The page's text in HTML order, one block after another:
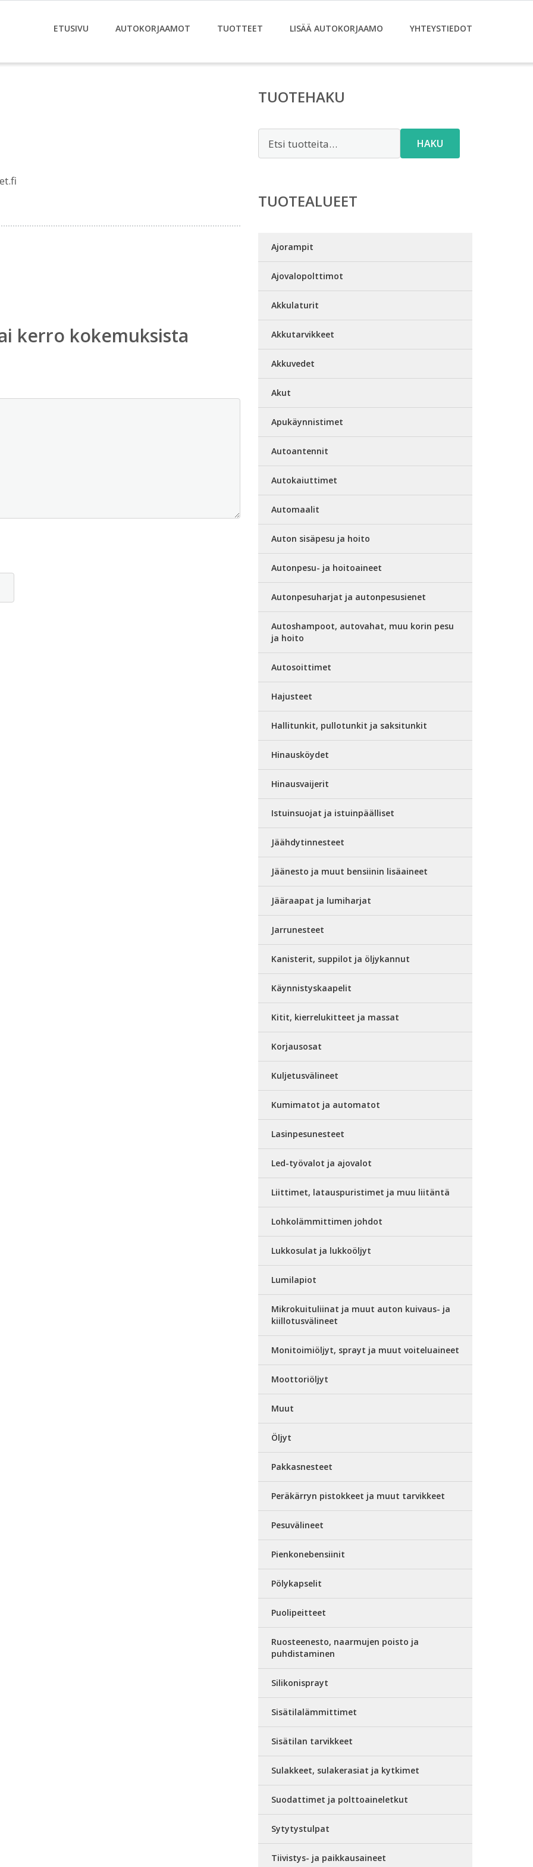
ETUSIVU AUTOKORJAAMOT TUOTTEET LISÄÄ AUTOKORJAAMO YHTEYSTIEDOT
kerro kokemuksista
TUOTEHAKU
HAKU
TUOTEALUEET
Ajorampit
Ajovalopolttimot
Akkulaturit
Akkutarvikkeet
Akkuvedet
Akut
Apukäynnistimet
Autoantennit
Autokaiuttimet
Automaalit
Auton sisäpesu ja hoito
Autonpesu- ja hoitoaineet
Autonpesuharjat ja autonpesusienet
Autoshampoot, autovahat, muu korin pesu
ja hoito
Autosoittimet
Hajusteet
Hallitunkit, pullotunkit ja saksitunkit
Hinausköydet
Hinausvaijerit
Istuinsuojat ja istuinpäälliset
Jäähdytinnesteet
Jäänesto ja muut bensiinin lisäaineet
Jääraapat ja lumiharjat
Jarrunesteet
Kanisterit, suppilot ja öljykannut
Käynnistyskaapelit
Kitit, kierrelukitteet ja massat
Korjausosat
Kuljetusvälineet
Kumimatot ja automatot
Lasinpesunesteet
Led-työvalot ja ajovalot
Liittimet, latauspuristimet ja muu liitäntä
Lohkolämmittimen johdot
Lukkosulat ja lukkoöljyt
Lumilapiot
Mikrokuituliinat ja muut auton kuivaus- ja
kiillotusvälineet
Monitoimiöljyt, sprayt ja muut voiteluaineet
Moottoriöljyt
Muut
Öljyt
Pakkasnesteet
Peräkärryn pistokkeet ja muut tarvikkeet
Pesuvälineet
Pienkonebensiinit
Pölykapselit
Puolipeitteet
Ruosteenesto, naarmujen poisto ja
puhdistaminen
Silikonisprayt
Sisätilalämmittimet
Sisätilan tarvikkeet
Sulakkeet, sulakerasiat ja kytkimet
Suodattimet ja polttoaineletkut
Sytytystulpat
Tiivistys- ja paikkausaineet